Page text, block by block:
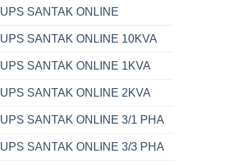
UPS SANTAK ONLINE
UPS SANTAK ONLINE 10KVA
UPS SANTAK ONLINE 1KVA
UPS SANTAK ONLINE 2KVA
UPS SANTAK ONLINE 3/1 PHA
UPS SANTAK ONLINE 3/3 PHA